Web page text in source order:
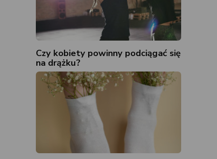
Czy kobiety powinny podciągać się
na drążku?